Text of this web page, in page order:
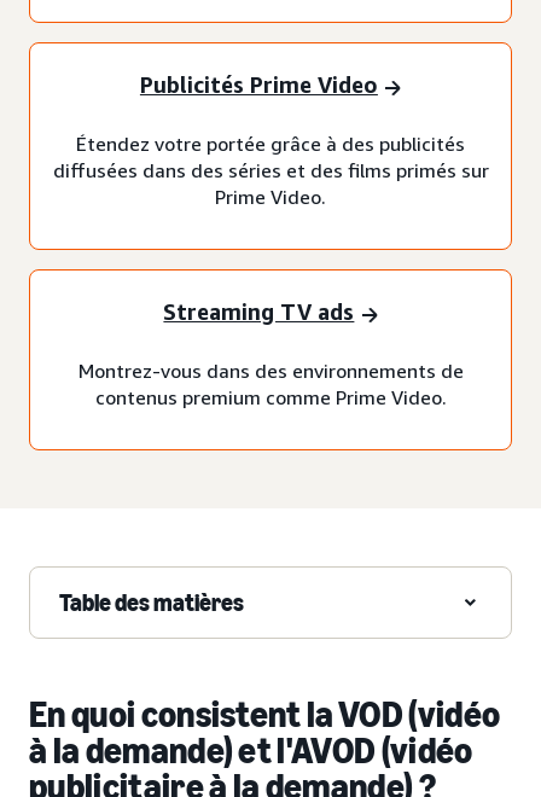
Publicités Prime Video
Étendez votre portée grâce à des publicités
diffusées dans des séries et des films primés sur
Prime Video.
Streaming TV ads
Montrez-vous dans des environnements de
contenus premium comme Prime Video.
Table des matières
En quoi consistent la VOD (vidéo
à la demande) et l'AVOD (vidéo
publicitaire à la demande) ?